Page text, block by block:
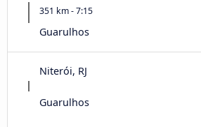
351 km - 7:15
Guarulhos
Niterói, RJ
Guarulhos